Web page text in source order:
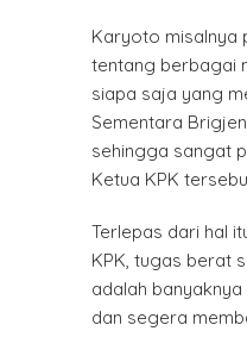
Karyoto misalnya
tentang berbagai
siapa saja yang
Sementara
sehingga sangat
Ketua KPK
Terlepas dari hal
KPK, tugas berat
adalah
dan segera